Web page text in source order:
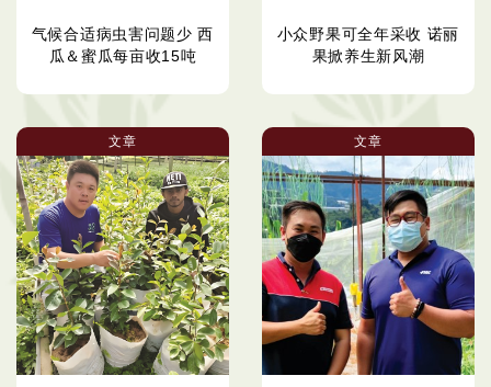
气候合适病虫害问题少 西
瓜＆蜜瓜每亩收15吨
小众野果可全年采收 诺丽
果掀养生新风潮
文章 文章